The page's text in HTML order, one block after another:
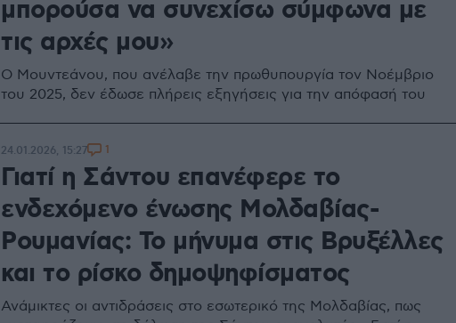
μπορούσα να συνεχίσω σύμφωνα με
τις αρχές μου»
Ο Μουντεάνου, που ανέλαβε την πρωθυπουργία τον Νοέμβριο
του 2025, δεν έδωσε πλήρεις εξηγήσεις για την απόφασή του
Γιατί η Σάντου επανέφερε το
ενδεχόμενο ένωσης Μολδαβίας-
Ρουμανίας: Το μήνυμα στις Βρυξέλλες
και το ρίσκο δημοψηφίσματος
Ανάμικτες οι αντιδράσεις στο εσωτερικό της Μολδαβίας, πως
24.01.2026, 15:27 1